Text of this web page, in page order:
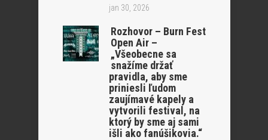
jan 30, 2026
Rozhovor – Burn Fest
Open Air –
„Všeobecne sa
snažíme držať
pravidla, aby sme
priniesli ľudom
zaujímavé kapely a
vytvorili festival, na
ktorý by sme aj sami
išli ako fanúšikovia.“